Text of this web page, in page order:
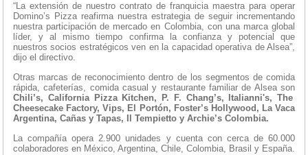
“La extensión de nuestro contrato de franquicia maestra para operar
Domino’s Pizza reafirma nuestra estrategia de seguir incrementando
nuestra participación de mercado en Colombia, con una marca global
líder, y al mismo tiempo confirma la confianza y potencial que
nuestros socios estratégicos ven en la capacidad operativa de Alsea”,
dijo el directivo.
Otras marcas de reconocimiento dentro de los segmentos de comida
rápida, cafeterías, comida casual y restaurante familiar de Alsea son
Chili’s, California Pizza Kitchen, P. F. Chang’s, Italianni's, The
Cheesecake Factory, Vips, El Portón, Foster’s Hollywood, La Vaca
Argentina, Cañas y Tapas, Il Tempietto y Archie’s Colombia.
La compañía opera 2.900 unidades y cuenta con cerca de 60.000
colaboradores en México, Argentina, Chile, Colombia, Brasil y España.